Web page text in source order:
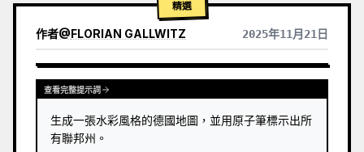
精選
作者@FLORIAN GALLWITZ 2025年11月21日
查看完整提示詞
生成一張水彩風格的德國地圖，並用原子筆標示出所
有聯邦州。